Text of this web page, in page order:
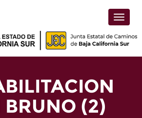
Toggle
BRUNO (2)